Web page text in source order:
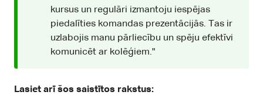
kursus un regulāri izmantoju iespējas
piedalīties komandas prezentācijās. Tas ir
uzlabojis manu pārliecību un spēju efektīvi
komunicēt ar kolēģiem."
Lasiet arī šos saistītos rakstus: